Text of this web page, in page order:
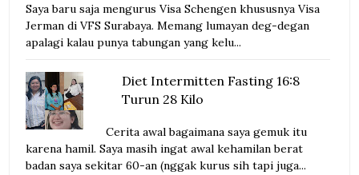
Saya baru saja mengurus Visa Schengen khususnya Visa
Jerman di VFS Surabaya. Memang lumayan deg-degan
apalagi kalau punya tabungan yang kelu...
Diet Intermitten Fasting 16:8
Turun 28 Kilo
Cerita awal bagaimana saya gemuk itu
karena hamil. Saya masih ingat awal kehamilan berat
badan saya sekitar 60-an (nggak kurus sih tapi juga...